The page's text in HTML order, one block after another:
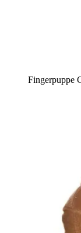
Fingerpuppe